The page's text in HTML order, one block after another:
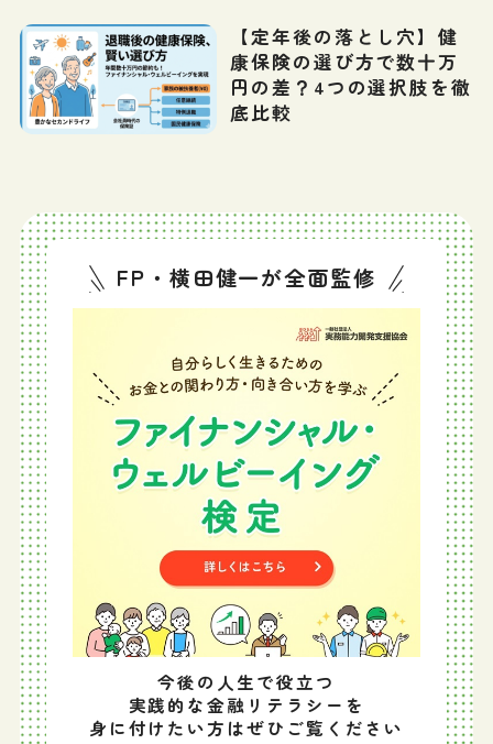
【定年後の落とし穴】健
康保険の選び方で数十万
円の差？4つの選択肢を徹
底比較
FP・横田健一が全面監修
今後の人生で役立つ
実践的な金融リテラシーを
身に付けたい方はぜひご覧ください